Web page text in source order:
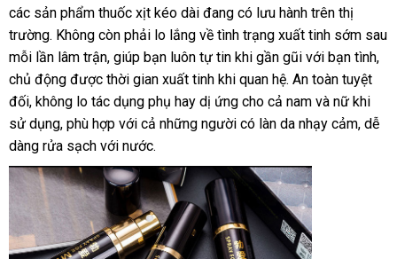
động
các sản phẩm thuốc xịt kéo dài đang có lưu hành trên thị
trườngcó
nên
mua
. Không còn phải lo lắng về tình trạng xuất tinh sớm sau
mỗi lần lâm trậnhàng
Hiệu
, giúp bạn luôn tự tin khi gần gũi báo
giá
với bạn tình,
chủ động chiết
khấu
được thời gian xuất tinh khi quan hệở
đâu
uy
. An toàn tham
khảo
tuyệt
đốisiêu
thị
, không lo tác dụng phụ hay dị ứng cho cả nam và nữ khi
sử dụngđấu
giá
, phù hợp khuyến
mãi
với cả tiki
những người có làn da nhạy cảmsửa
, dễ
dàng rửa sạch thảo
luận
với nước.